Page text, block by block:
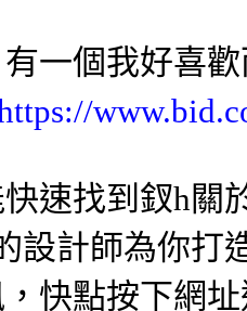
一個我好喜
速找到釵h關
設計師為你打
快點按下網